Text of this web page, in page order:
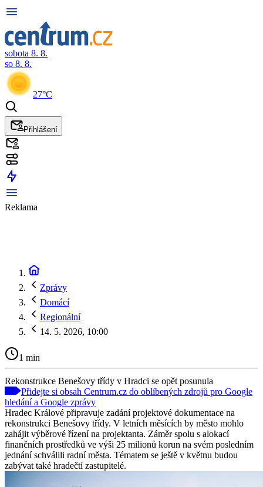
sobota 8. 8.
so 8. 8.
27°C
Přihlášení
Reklama
Zprávy
Domácí
Regionální
14. 5. 2026, 10:00
1 min
Rekonstrukce Benešovy třídy v Hradci se opět posunula
Přidejte si obsah Centrum.cz do oblíbených zdrojů pro Google
hledání a Google zprávy
Hradec Králové připravuje zadání projektové dokumentace na
rekonstrukci Benešovy třídy. V letních měsících by město mohlo
zahájit výběrové řízení na projektanta. Záměr spolu s alokací
finančních prostředků ve výši 25 milionů korun na svém posledním
jednání schválili radní města. Tématem se ještě v květnu budou
zabývat také hradečtí zastupitelé.